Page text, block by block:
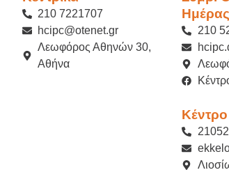
210 7221707
hcipc@otenet.gr
Λεωφόρος Αθηνών 30,
Αθήνα
210